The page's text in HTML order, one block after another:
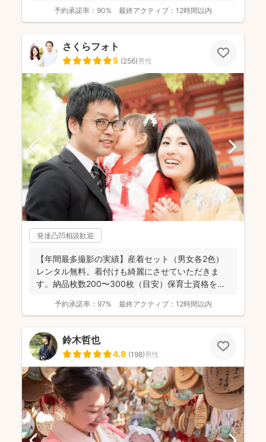
予約承諾率： 90% 最終アクティブ： 12時間以内
さくらフォト
5 (256)男性
発達凸凹相談歓迎
【年間最多撮影の実績】産着セット（男女各2色）
レンタル無料。着付けも綺麗にさせていただきま
す。納品枚数200〜300枚（目安）保育士資格を持
予約承諾率： 97% 最終アクティブ： 12時間以内
鈴木哲也
4.8 (198)男性